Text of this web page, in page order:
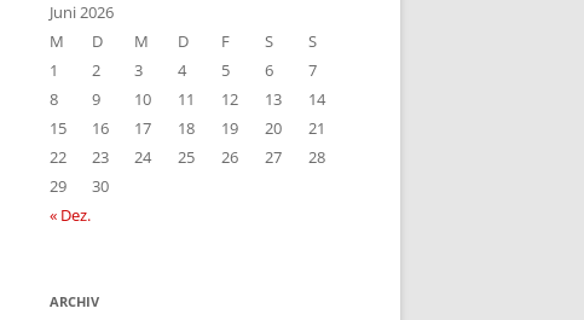
Juni 2026
M
D M D F S
S
1
2 3 4 5 6
7
8
9 10 11 12 13
14
15
16 17 18 19 20
21
22
23 24 25 26 27
28
29
30
« Dez.
ARCHIV